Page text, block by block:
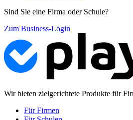
Sind Sie eine Firma oder Schule?
Zum Business-Login
Wir bieten zielgerichtete Produkte für
Für Firmen